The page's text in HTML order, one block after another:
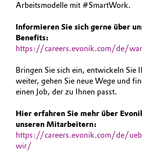
Composites
Consumer Goods & Lifestyle
Electronics & Telecommunications
Energy, Environment & Utilities
Food & Beverage
Weltweite Standorte
ESHQ
Einkauf
Governance & Compliance
Allgemeine Verkaufs- und
Arbeitsmodelle mit #SmartWork.
Informieren Sie sich gerne über
Benefits:
https://careers.evonik.com/de/
Bringen Sie sich ein, entwickeln Sie
weiter, gehen Sie neue Wege und
einen Job, der zu Ihnen passt.
Hier erfahren Sie mehr über
unseren Mitarbeitern:
https://careers.evonik.com/de/
wir/